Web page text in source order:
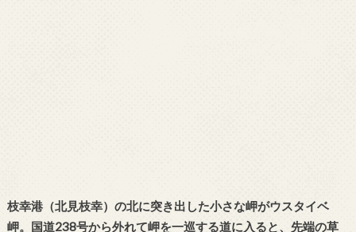
枝幸港（北見枝幸）の北に突き出した小さな岬がウスタイベ
岬。国道238号から外れて岬を一巡する道に入ると、先端の草